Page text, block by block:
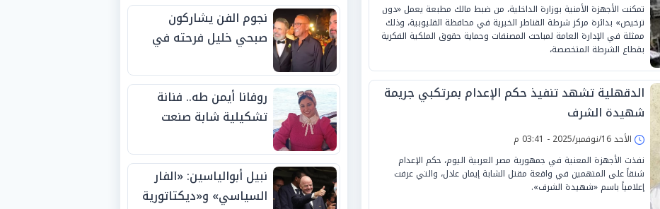
تمكنت الأجهزة الأمنية بوزارة الداخلية، من ضبط مالك مطبعة يعمل «دون
ترخيص» بدائرة مركز شرطة القناطر الخيرية في محافظة القليوبية، وذلك
ممثلة في الإدارة العامة لمباحث المصنفات وحماية حقوق الملكية الفكرية
بقطاع الشرطة المتخصصة،
الدقهلية تشهد تنفيذ حكم الإعدام بمرتكبي جريمة
شهيدة الشرف
الأحد 16/نوفمبر/2025 - 03:41 م
نفذت الأجهزة المعنية في جمهورية مصر العربية اليوم، حكم الإعدام
شنقاً على المتهمين في واقعة مقتل الشابة إيمان عادل، والتي عرفت
إعلامياً باسم «شهيدة الشرف».
نجوم الفن يشاركون
صبحي خليل فرحته في
روفانا أيمن طه.. فنانة
تشكيلية شابة صنعت
الجوائز منذ الصغر
نبيل أبوالياسين: «الفار
السياسي» و«ديكتاتورية